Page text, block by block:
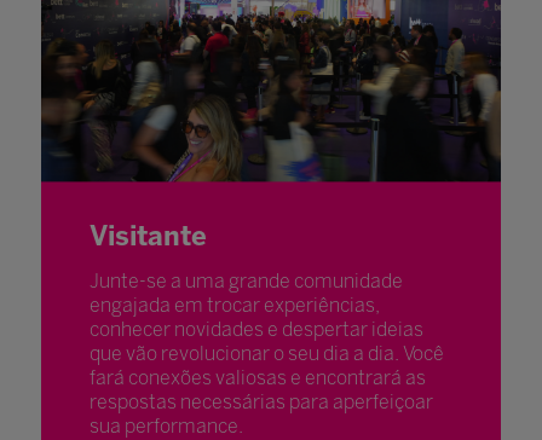
Visitante
Junte-se a uma grande comunidade
engajada em trocar experiências,
conhecer novidades e despertar ideias
que vão revolucionar o seu dia a dia. Você
fará conexões valiosas e encontrará as
respostas necessárias para aperfeiçoar
sua performance.